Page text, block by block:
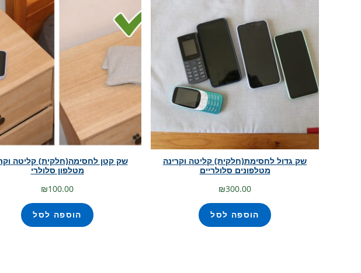
שק גדול לחסימת(חלקית) קליטה וקרינה
מטלפונים סלולריים
₪300.00
הוספה לסל
שק קטן לחסימה(חלקית) קליטה
מטלפון סלולרי
₪100.00
הוספה לסל